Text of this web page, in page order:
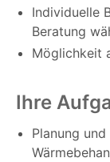
Individuelle
Beratung
Möglichkeit
Ihre
Planung